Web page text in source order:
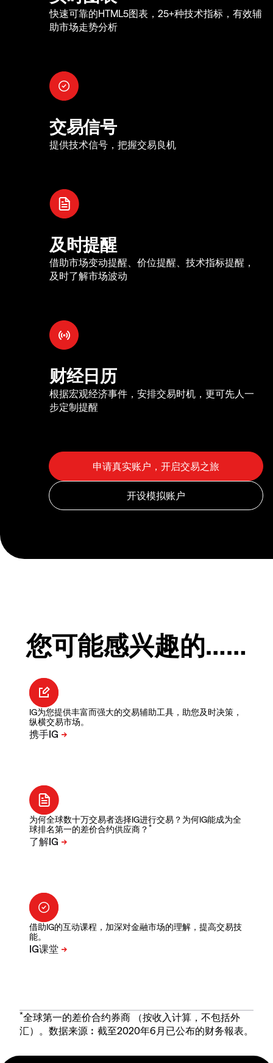
快速可靠的HTML5图表，25+种技术指标，有效辅
助市场走势分析
交易信号
提供技术信号，把握交易良机
及时提醒
借助市场变动提醒、价位提醒、技术指标提醒，
及时了解市场波动
财经日历
根据宏观经济事件，安排交易时机，更可先人一
步定制提醒
您可能感兴趣的……
IG为您提供丰富而强大的交易辅助工具，助您及时决策，
纵横交易市场。
为何全球数十万交易者选择IG进行交易？为何IG能成为全
球排名第一的差价合约供应商？ *
借助IG的互动课程，加深对金融市场的理解，提高交易技
能。
*全球第一的差价合约券商 （按收入计算，不包括外
汇）。数据来源︰截至2020年6月已公布的财务報表。